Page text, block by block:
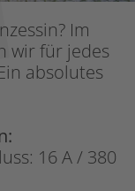
Im
wir für jedes
absolutes
16 A / 380